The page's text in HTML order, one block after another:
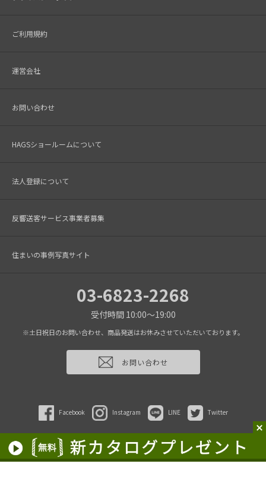
ご利用規約
運営会社
お問い合わせ
HAGSショールームについて
法人登録について
反響送客サービス事業者募集
住まいの事例写真サイト
03-6823-2268
受付時間 10:00～19:00
※土日祝日のお問い合わせ、商品発送はお休みさせていただいております。
お問い合わせ
Facebook Instagram LINE Twitter